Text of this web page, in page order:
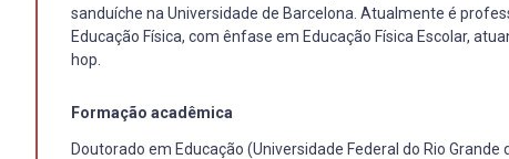
sanduíche na Universidade de Barcelona. Atualmente é
Educação Física, com ênfase em Educação Física Escolar,
hop.
Formação acadêmica
Doutorado em Educação (Universidade Federal do Rio Grande